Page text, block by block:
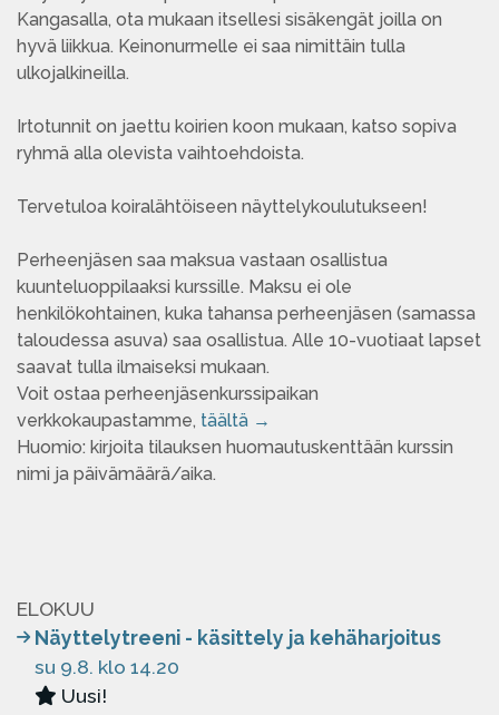
Kangasalla, ota mukaan itsellesi sisäkengät joilla on
hyvä liikkua. Keinonurmelle ei saa nimittäin tulla
ulkojalkineilla.
Irtotunnit on jaettu koirien koon mukaan, katso sopiva
ryhmä alla olevista vaihtoehdoista.
Tervetuloa koiralähtöiseen näyttelykoulutukseen!
Perheenjäsen saa maksua vastaan osallistua
kuunteluoppilaaksi kurssille. Maksu ei ole
henkilökohtainen, kuka tahansa perheenjäsen (samassa
taloudessa asuva) saa osallistua. Alle 10-vuotiaat lapset
saavat tulla ilmaiseksi mukaan.
Voit ostaa perheenjäsenkurssipaikan
verkkokaupastamme, täältä →
Huomio: kirjoita tilauksen huomautuskenttään kurssin
nimi ja päivämäärä/aika.
ELOKUU
Näyttelytreeni - käsittely ja kehäharjoitus
su 9.8. klo 14.20
Uusi!